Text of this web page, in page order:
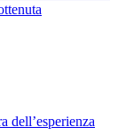
dell’esperienza